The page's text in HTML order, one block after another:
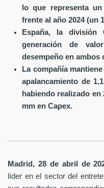
lo que representa
frente al año 2024 (un
España, la
generación de
desempeño en ambos
La compañía
apalancamiento de
habiendo realizado
mm en Capex.
Madrid, 28 de abril de
líder en el sector del